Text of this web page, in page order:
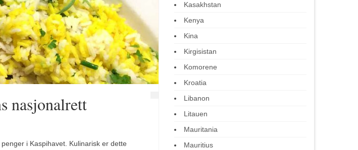
nasjonalrett
i Kaspihavet. Kulinarisk er dette
Kasakhstan
Kenya
Kina
Kirgisistan
Komorene
Kroatia
Libanon
Litauen
Mauritania
Mauritius